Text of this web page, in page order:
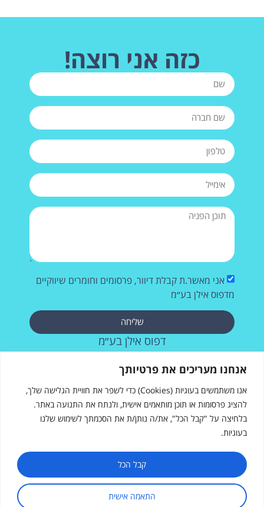
אנחנו מעריכים את פרטיותך
אנו משתמשים בעוגיות (Cookies) כדי לשפר את חוויית הגלישה שלך,
להציג פרסומות או תוכן מותאמים אישית, ולנתח את התנועה באתר.
בלחיצה על "קבל הכל", את/ה נותן/ת את הסכמתך לשימוש שלנו
בעוגיות.
התאמה אישית
קבל הכל
כזה אני רוצה!
אני מאשר.ת קבלת דיוור, פרסומים וחומרים שיווקיים
מדפוס אילן בע״מ
שליחה
דפוס אילן בע״מ
רחוב העבודה 28, אשדוד
073-2572715
דפוס אילן
רחוב העבודה 28, אשדוד
073-257-2715